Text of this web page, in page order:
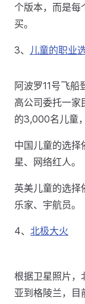
个版本，而是每
买。
3、 儿童的职业
阿波罗11号飞
高公司委托一家
的3,000名儿童
中国儿童的选择
星、网络红人。
英美儿童的选择
乐家、宇航员。
4、 北极大火
根据卫星照片，
亚到格陵兰，目